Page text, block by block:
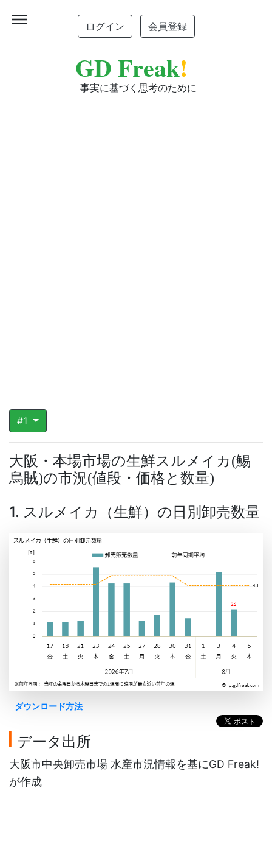
ログイン 会員登録
GD Freak!
事実に基づく思考のために
menu
#1
大阪・本場市場の生鮮スルメイカ(鯣
烏賊)の市況(値段・価格と数量)
1. スルメイカ（生鮮）の日別卸売数量
ダウンロード方法
データ出所
大阪市中央卸売市場 水産市況情報を基にGD Freak!
が作成